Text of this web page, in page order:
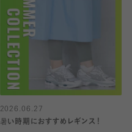
2026.06.27
暑い時期におすすめレギンス！